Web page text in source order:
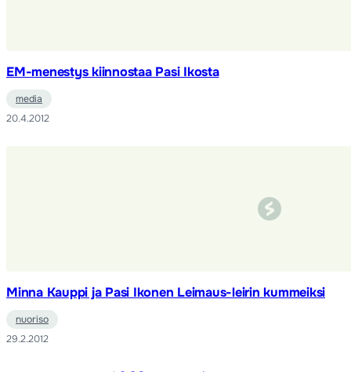
EM-menestys kiinnostaa Pasi Ikosta
media
20.4.2012
Minna Kauppi ja Pasi Ikonen Leimaus-leirin kummeiksi
nuoriso
29.2.2012